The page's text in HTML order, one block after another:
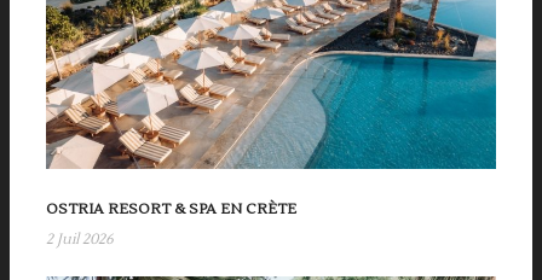
OSTRIA RESORT & SPA EN CRÈTE
2 Juil 2026